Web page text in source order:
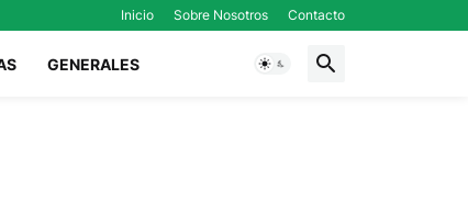
Inicio Sobre Nosotros Contacto
GENERALES